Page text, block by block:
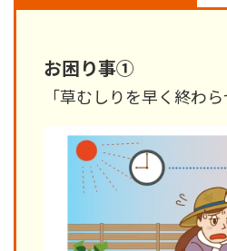
お困り事①
「草むしりを早く終わ